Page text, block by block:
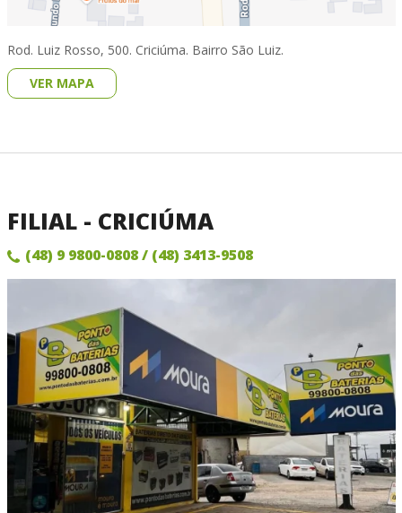
Rod. Luiz Rosso, 500. Criciúma. Bairro São Luiz.
VER MAPA
FILIAL - CRICIÚMA
(48) 9 9800-0808/ (48) 3413-9508